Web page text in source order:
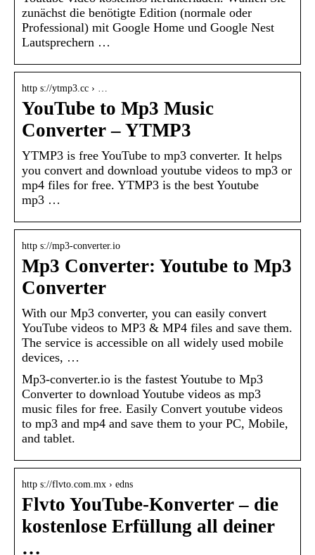
zunächst die benötigte Edition (normale oder
Professional) mit Google Home und Google Nest
Lautsprechern …
http s://ytmp3.cc › …
YouTube to Mp3 Music
Converter – YTMP3
YTMP3 is free YouTube to mp3 converter. It helps
you convert and download youtube videos to mp3 or
mp4 files for free. YTMP3 is the best Youtube
mp3 …
http s://mp3-converter.io
Mp3 Converter: Youtube to Mp3
Converter
With our Mp3 converter, you can easily convert
YouTube videos to MP3 & MP4 files and save them.
The service is accessible on all widely used mobile
devices, …
Mp3-converter.io is the fastest Youtube to Mp3
Converter to download Youtube videos as mp3
music files for free. Easily Convert youtube videos
to mp3 and mp4 and save them to your PC, Mobile,
and tablet.
http s://flvto.com.mx › edns
Flvto YouTube-Konverter – die
kostenlose Erfüllung all deiner
…